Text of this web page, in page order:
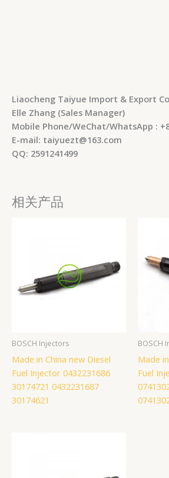
Liaocheng Taiyue Import & Export
Elle Zhang (Sales Manager)
Mobile Phone/WeChat/WhatsApp :
E-mail: taiyuezt@163.com
QQ: 2591241499
相关产品
BOSCH Injectors
Made in China new Diesel
Fuel Injector 0432231686
30174721 0432231687
30174621
BOSCH
Made
Fuel